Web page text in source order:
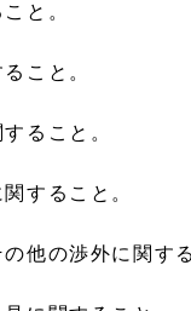
と。
こと。
ること。
すること。
の他の渉外に関す